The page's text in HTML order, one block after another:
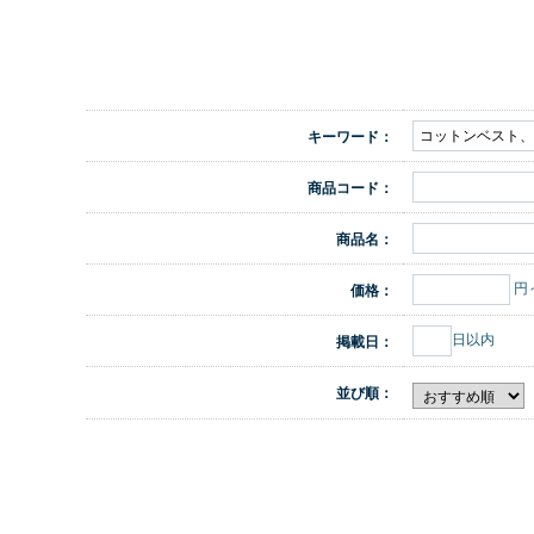
キーワード：
商品コード：
商品名：
価格： 円
掲載日： 日以内
並び順：